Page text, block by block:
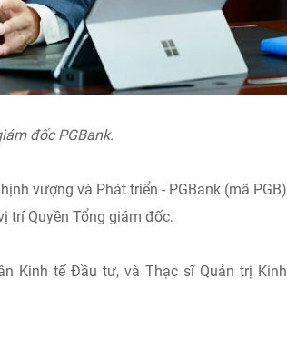
đốc PGBank.
vượng và Phát triển - PGBank (mã PGB)
trí Quyền Tổng giám đốc.
Kinh tế Đầu tư, và Thạc sĩ Quản trị Kinh